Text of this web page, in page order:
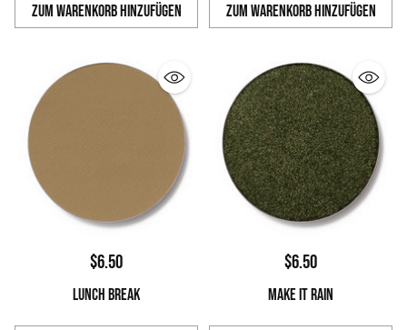
Zum Warenkorb hinzufügen
Anzahl
Zum Warenkorb hinzufügen
Anzahl
$6.50
LUNCH BREAK
$6.50
MAKE IT RAIN